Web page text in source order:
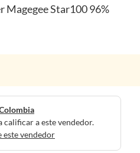
Magegee Star100 96%
a este vendedor.
este vendedor